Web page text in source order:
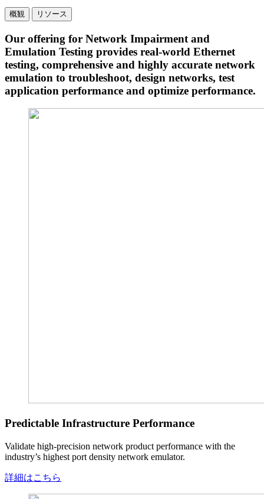
概観 リソース
Our offering for Network Impairment and
Emulation Testing provides real-world Ethernet
testing, comprehensive and highly accurate network
emulation to troubleshoot, design networks, test
application performance and optimize performance.
Predictable Infrastructure Performance
Validate high-precision network product performance with the
industry’s highest port density network emulator.
詳細はこちら